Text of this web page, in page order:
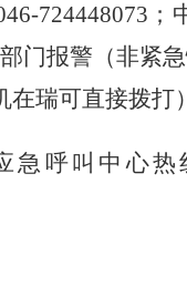
724448073
门报警（非紧
瑞可直接拨打
呼叫中心热